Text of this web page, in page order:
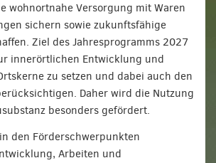
wohnortnahe Versorgung mit Waren
sichern sowie zukunftsfähige
Ziel des Jahresprogramms 2027
innerörtlichen Entwicklung und
zu setzen und dabei auch den
Daher wird die Nutzung
besonders gefördert.
den Förderschwerpunkten
Arbeiten und